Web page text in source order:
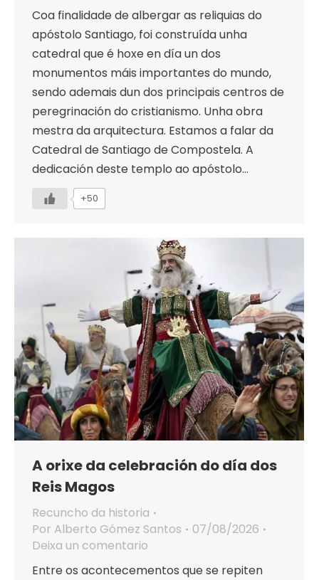
Coa finalidade de albergar as reliquias do
apóstolo Santiago, foi construída unha
catedral que é hoxe en día un dos
monumentos máis importantes do mundo,
sendo ademais dun dos principais centros de
peregrinación do cristianismo. Unha obra
mestra da arquitectura. Estamos a falar da
Catedral de Santiago de Compostela. A
dedicación deste templo ao apóstolo…
+50
A orixe da celebración do día dos
Reis Magos
Recuncho da historia
Por Alberto Gómez Santos
07/08/2026
Deixa un comentario
Entre os acontecementos que se repiten